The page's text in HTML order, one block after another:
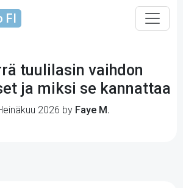
FI
tuulilasin vaihdon
ja miksi se kannattaa
2026 by Faye M.